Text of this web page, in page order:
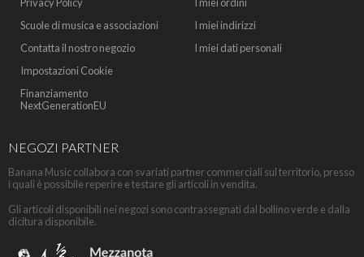
Privacy Policy
Scuole di musica e associazioni
Contatta il nostro negozio
Impostazioni Cookie
Finanziamento
NextGenerationEU
I miei ordini
I miei indirizzi
I miei dati personali
NEGOZI PARTNER
Banana Music collabora con svariati partner commerciali sul territorio, presso
i quali è possibile reperire e testare gli articoli in vendita.
Gli articoli disponibili nei negozi sono contrassegnati dal bollino verde e dalla
dicitura disponibile.